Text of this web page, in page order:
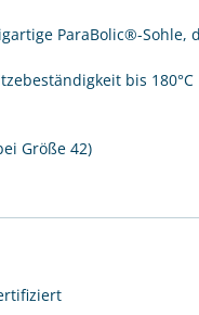
ParaBolic®-Sohle,
bis 180°C
Größe 42)